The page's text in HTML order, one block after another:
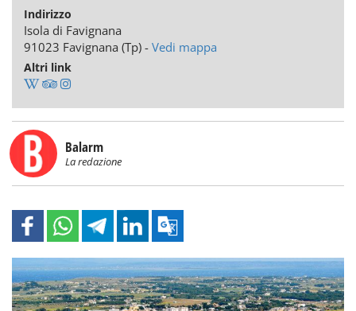
Indirizzo
Isola di Favignana
91023 Favignana (Tp) - Vedi mappa
Altri link
Balarm
La redazione